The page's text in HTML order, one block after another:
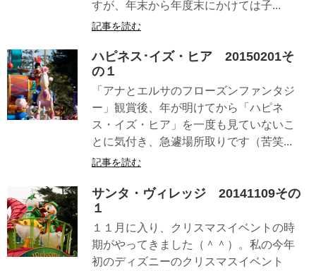
すが、年末から年度末にかけては子...
記事を読む
ハピネス･イズ・ヒア 20150201そ
の１
「アナとエルサのフローズンファンタジ
ー」観賞後、年が明けてから「ハピネ
ス・イズ・ヒア」を一度も見ていないこ
とに気付き、急遽場所取りです（苦笑...
記事を読む
サンタ・ヴィレッジ 20141109その
１
１１月に入り、クリスマスイベントの時
期がやってきました（＾＾）。私の今年
初のディズニーのクリスマスイベント